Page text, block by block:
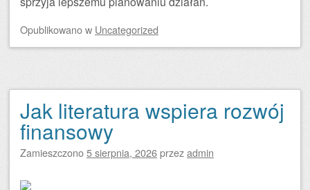
Opublikowanow Uncategorized
Jak literatura wspiera rozwój
finansowy
Zamieszczono5 sierpnia, 2026przezadmin